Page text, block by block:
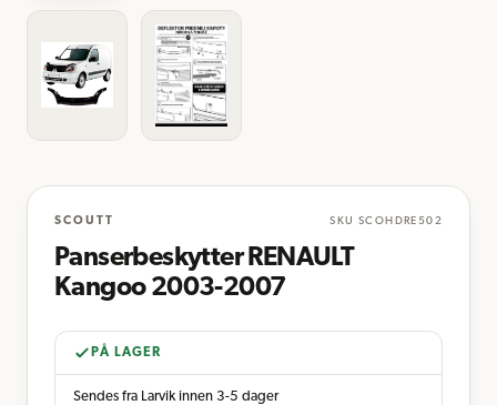
SCOUTT SKU SCOHDRE502
Panserbeskytter RENAULT
Kangoo 2003-2007
PÅ LAGER
Sendes fra Larvik innen 3-5 dager